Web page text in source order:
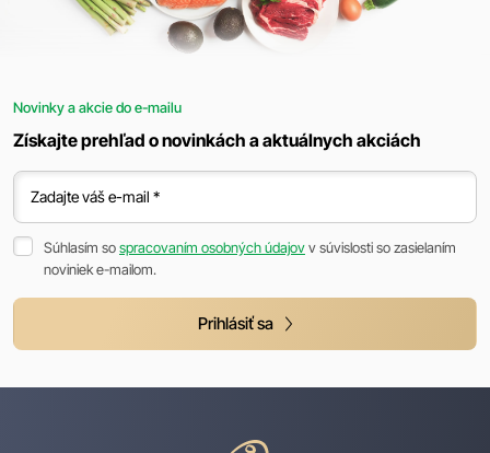
Novinky a akcie do e-mailu
Získajte prehľad o novinkách a aktuálnych akciách
Zadajte váš e-mail *
Súhlasím sospracovaním osobných údajovv súvislosti so zasielaním
noviniek e-mailom.
Prihlásiť sa